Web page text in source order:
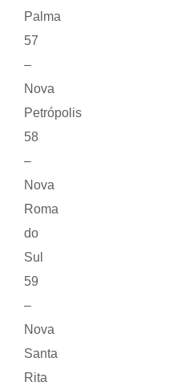
Palma
57
–
Nova
Petrópolis
58
–
Nova
Roma
do
Sul
59
–
Nova
Santa
Rita